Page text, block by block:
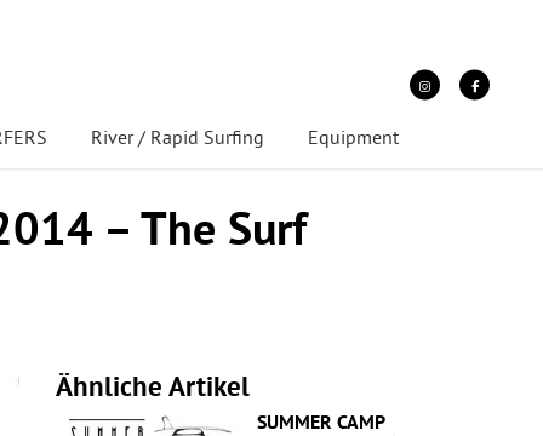
River / Rapid Surfing Equipment
– The Surf
Ähnliche Artikel
SUMMER CAMP